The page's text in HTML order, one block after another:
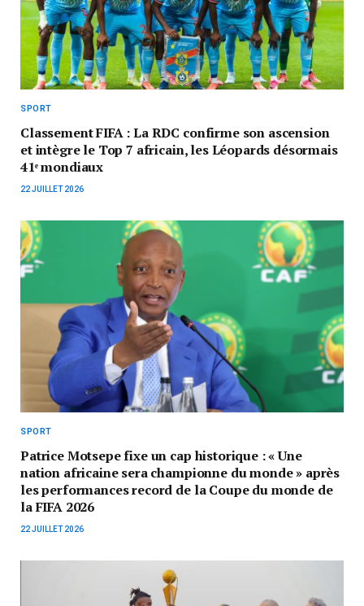
SPORT
Classement FIFA : La RDC confirme son ascension
et intègre le Top 7 africain, les Léopards désormais
41ᵉ mondiaux
22 JUILLET 2026
SPORT
Patrice Motsepe fixe un cap historique : « Une
nation africaine sera championne du monde » après
les performances record de la Coupe du monde de
la FIFA 2026
22 JUILLET 2026